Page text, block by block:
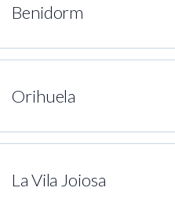
Benidorm
Orihuela
La Vila Joiosa